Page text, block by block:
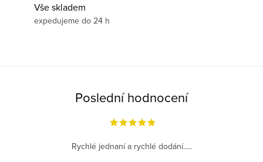
Vše skladem
expedujeme do 24 h
Poslední hodnocení
Rychlé jednaní a rychlé dodání.....